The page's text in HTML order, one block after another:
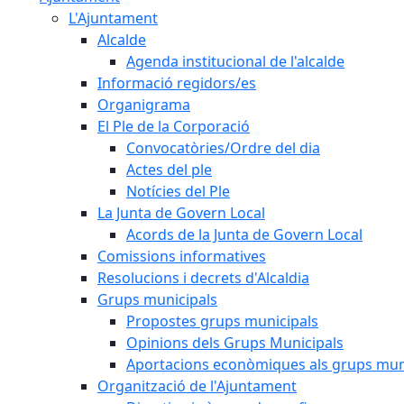
L'Ajuntament
Alcalde
Agenda institucional de l'alcalde
Informació regidors/es
Organigrama
El Ple de la Corporació
Convocatòries/Ordre del dia
Actes del ple
Notícies del Ple
La Junta de Govern Local
Acords de la Junta de Govern Local
Comissions informatives
Resolucions i decrets d'Alcaldia
Grups municipals
Propostes grups municipals
Opinions dels Grups Municipals
Aportacions econòmiques als grups
Organització de l'Ajuntament